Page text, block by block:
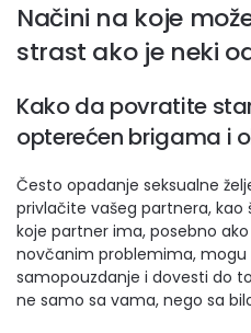
Načini na koje
strast ako je neki
Kako da povratite
opterećen brigama i
Često opadanje seksualne
privlačite vašeg partnera, kao
koje partner ima, posebno
novčanim problemima, mogu
samopouzdanje i dovesti do
ne samo sa vama, nego sa